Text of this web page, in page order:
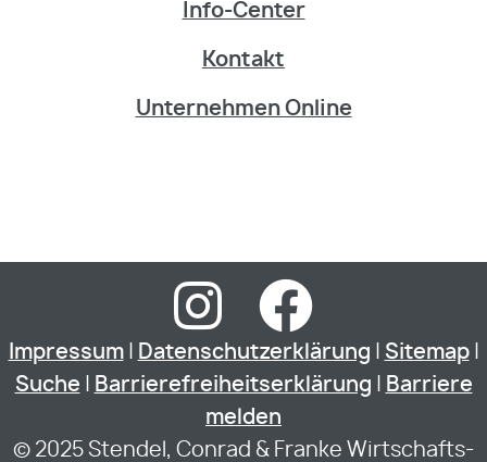
Info-Center
Kontakt
Unternehmen Online
Impressum| Datenschutzerklärung Sitemap|
Suche
Barrierefreiheitserklärung
Barriere
melden
© 2025 Stendel, Conrad & Franke Wirtschafts-